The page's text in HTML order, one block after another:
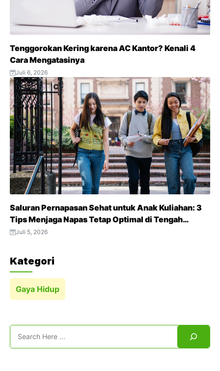
Tenggorokan Kering karena AC Kantor? Kenali 4
Cara Mengatasinya
Juli 6, 2026
Saluran Pernapasan Sehat untuk Anak Kuliahan: 3
Tips Menjaga Napas Tetap Optimal di Tengah
Aktivitas Padat
Juli 5, 2026
Kategori
Gaya Hidup
Search